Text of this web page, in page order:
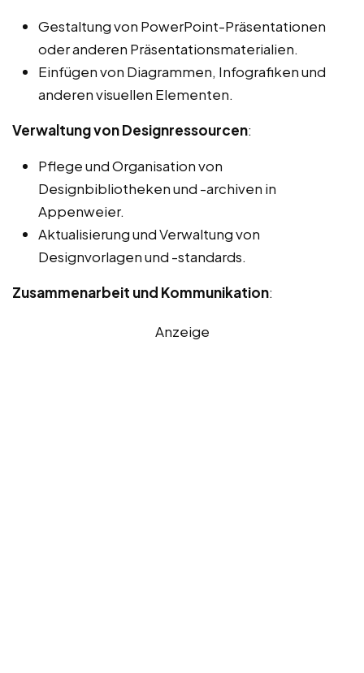
Gestaltung von PowerPoint-Präsentationen
oder anderen Präsentationsmaterialien.
Einfügen von Diagrammen, Infografiken und
anderen visuellen Elementen.
Verwaltung von Designressourcen:
Pflege und Organisation von
Designbibliotheken und -archiven in
Appenweier.
Aktualisierung und Verwaltung von
Designvorlagen und -standards.
Zusammenarbeit und Kommunikation:
Anzeige